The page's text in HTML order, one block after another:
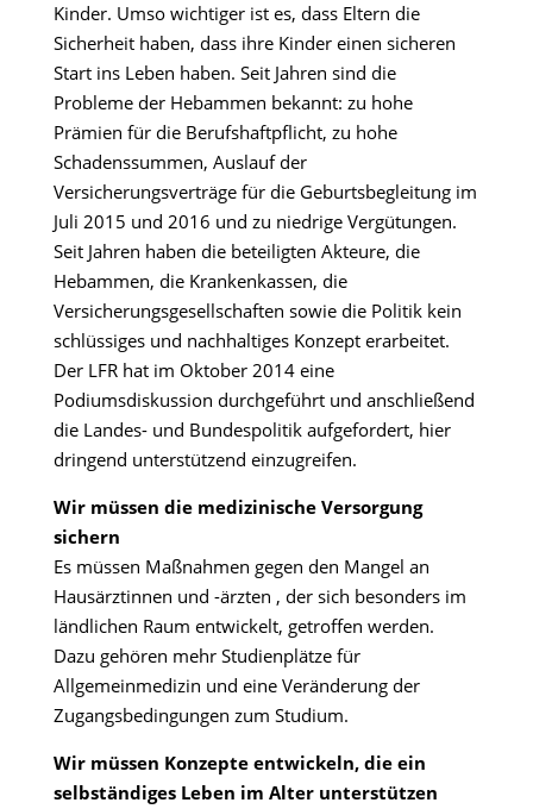
Kinder. Umso wichtiger ist es, dass Eltern die
Sicherheit haben, dass ihre Kinder einen sicheren
Start ins Leben haben. Seit Jahren sind die
Probleme der Hebammen bekannt: zu hohe
Prämien für die Berufshaftpflicht, zu hohe
Schadenssummen, Auslauf der
Versicherungsverträge für die Geburtsbegleitung im
Juli 2015 und 2016 und zu niedrige Vergütungen.
Seit Jahren haben die beteiligten Akteure, die
Hebammen, die Krankenkassen, die
Versicherungsgesellschaften sowie die Politik kein
schlüssiges und nachhaltiges Konzept erarbeitet.
Der LFR hat im Oktober 2014 eine
Podiumsdiskussion durchgeführt und anschließend
die Landes- und Bundespolitik aufgefordert, hier
dringend unterstützend einzugreifen.
Wir müssen die medizinische Versorgung
sichern
Es müssen Maßnahmen gegen den Mangel an
Hausärztinnen und -ärzten , der sich besonders im
ländlichen Raum entwickelt, getroffen werden.
Dazu gehören mehr Studienplätze für
Allgemeinmedizin und eine Veränderung der
Zugangsbedingungen zum Studium.
Wir müssen Konzepte entwickeln, die ein
selbständiges Leben im Alter unterstützen